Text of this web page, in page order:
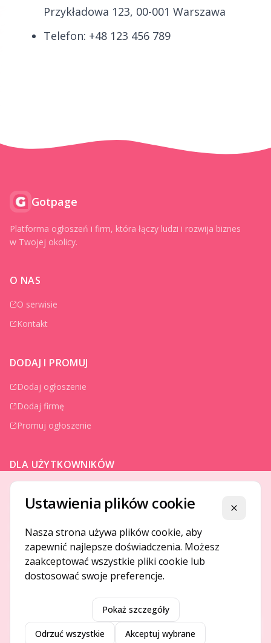
Przykładowa 123, 00-001 Warszawa
Telefon: +48 123 456 789
Gotpage
Platforma ogłoszeń i firm, która łączy ludzi i rozwija biznes
w Twojej okolicy.
O NAS
O serwisie
Kontakt
DODAJ I PROMUJ
Dodaj ogłoszenie
Dodaj firmę
Promuj ogłoszenie
DLA UŻYTKOWNIKÓW
Jak to działa
Bezpieczeństwo
Usługi premium
Regulamin
Gotpage. Wszelkie prawa zastrzeżone.
Ustawienia plików cookie Zamknij
Nasza strona używa plików cookie, aby
zapewnić najlepsze doświadczenia. Możesz
zaakceptować wszystkie pliki cookie lub
dostosować swoje preferencje.
Pokaż szczegóły
Odrzuć wszystkie Akceptuj wybrane